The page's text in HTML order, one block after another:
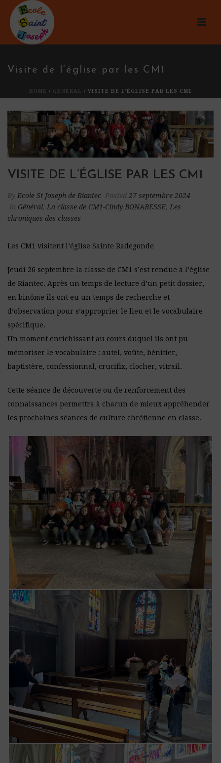
Visite de l’église par les CM1
HOME / GÉNÉRAL / VISITE DE L’ÉGLISE PAR LES CM1
VISITE DE L’ÉGLISE PAR LES CM1
By Ecole St Joseph de Riantec Posted 27 septembre 2024
In Général, La classe de CM1-Cindy BONABESSE, Les
chroniques des classes
Les CM1 visitent l’église Sainte Radegonde
Jeudi 26 septembre la classe de CM1 s’est rendue à l’église
de Riantec. Après un temps de lecture d’un petit dossier,
en binôme ils ont eu un temps de recherche et
d’observation pour s’approprier le lieu et le vocabulaire
spécifique.
Un moment enrichissant au cours duquel ils ont pu
mémoriser le vocabulaire : autel, voûte, bénitier,
baptistère, confessionnal, crucifix, clocher, vitrail.
Cette séance de découverte ou de renforcement des
connaissances permettra à chacun de mieux appréhender
les prochaines séances de culture chrétienne en classe.